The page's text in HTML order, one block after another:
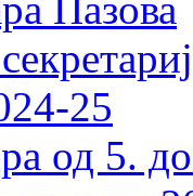
Пазова
25
од 5.